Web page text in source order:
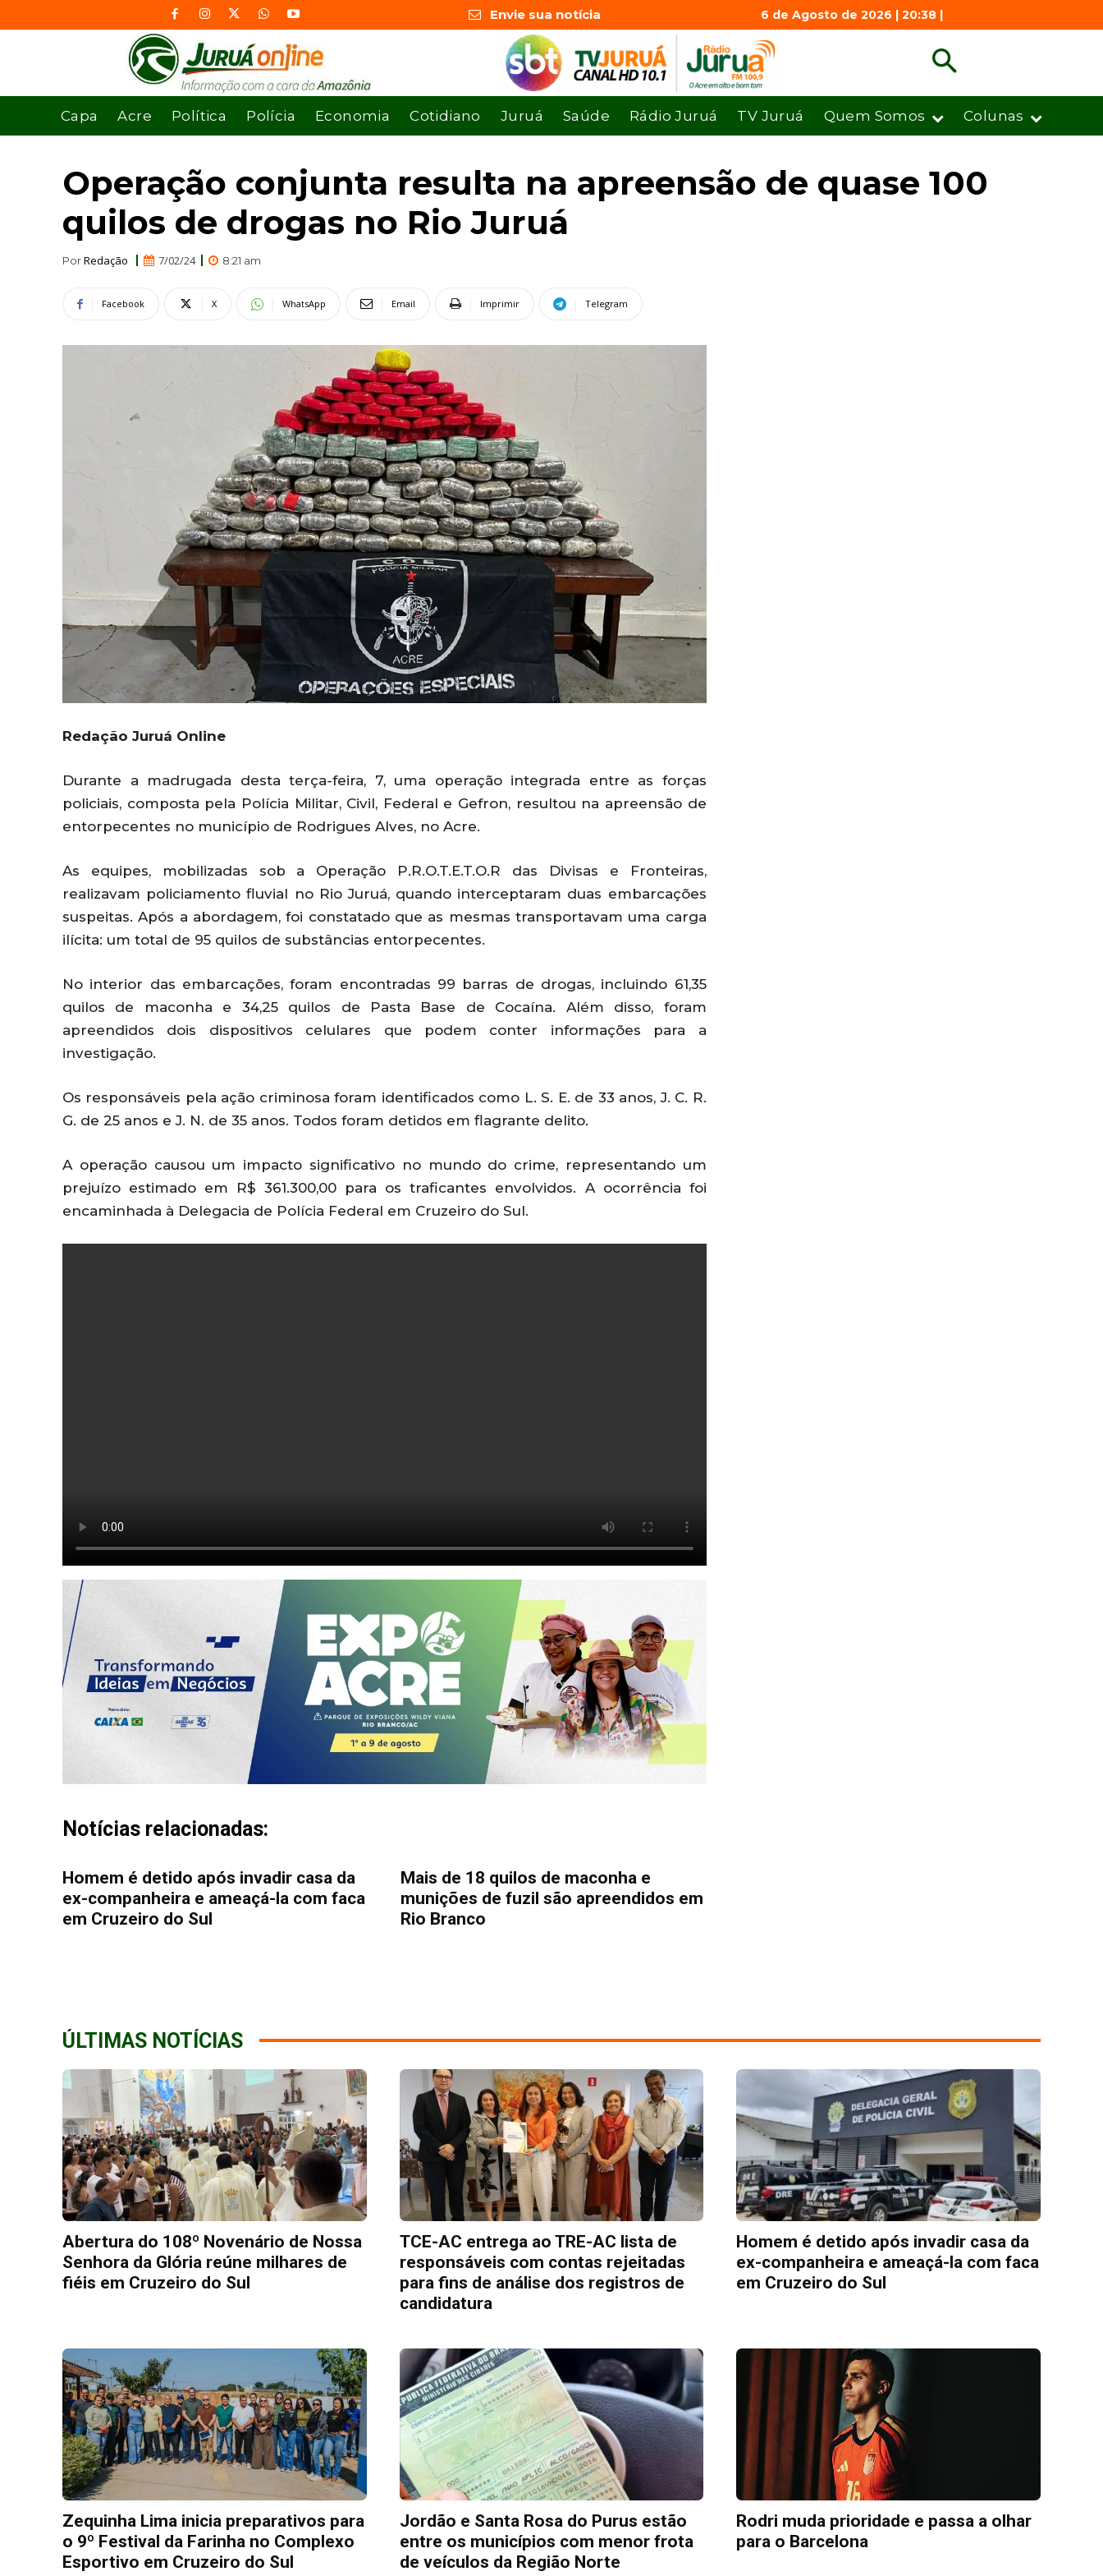
Envie sua notícia 6 de Agosto de 2026 | 20:38 |
Capa Acre Política Polícia Economia Cotidiano Juruá Saúde Rádio Juruá TV Juruá Quem Somos Colunas
Operação conjunta resulta na apreensão de quase 100
quilos de drogas no Rio Juruá
PorRedação 7/02/24 8:21 am
Facebook X WhatsApp Email Imprimir Telegram
Redação Juruá Online
Durante a madrugada desta terça-feira, 7, uma operação integrada entre as forças
policiais, composta pela Polícia Militar, Civil, Federal e Gefron, resultou na apreensão de
entorpecentes no município de Rodrigues Alves, no Acre.
As equipes, mobilizadas sob a Operação P.R.O.T.E.T.O.R das Divisas e Fronteiras,
realizavam policiamento fluvial no Rio Juruá, quando interceptaram duas embarcações
suspeitas. Após a abordagem, foi constatado que as mesmas transportavam uma carga
ilícita: um total de 95 quilos de substâncias entorpecentes.
No interior das embarcações, foram encontradas 99 barras de drogas, incluindo 61,35
quilos de maconha e 34,25 quilos de Pasta Base de Cocaína. Além disso, foram
apreendidos dois dispositivos celulares que podem conter informações para a
investigação.
Os responsáveis pela ação criminosa foram identificados como L. S. E. de 33 anos, J. C. R.
G. de 25 anos e J. N. de 35 anos. Todos foram detidos em flagrante delito.
A operação causou um impacto significativo no mundo do crime, representando um
prejuízo estimado em R$ 361.300,00 para os traficantes envolvidos. A ocorrência foi
encaminhada à Delegacia de Polícia Federal em Cruzeiro do Sul.
Notícias relacionadas:
Homem é detido após invadir casa da
ex-companheira e ameaçá-la com faca
em Cruzeiro do Sul
Mais de 18 quilos de maconha e
munições de fuzil são apreendidos em
Rio Branco
ÚLTIMAS NOTÍCIAS
Abertura do 108º Novenário de Nossa
Senhora da Glória reúne milhares de
fiéis em Cruzeiro do Sul
TCE-AC entrega ao TRE-AC lista de
responsáveis com contas rejeitadas
para fins de análise dos registros de
candidatura
Homem é detido após invadir casa da
ex-companheira e ameaçá-la com faca
em Cruzeiro do Sul
Zequinha Lima inicia preparativos para
o 9º Festival da Farinha no Complexo
Esportivo em Cruzeiro do Sul
Jordão e Santa Rosa do Purus estão
entre os municípios com menor frota
de veículos da Região Norte
Rodri muda prioridade e passa a olhar
para o Barcelona